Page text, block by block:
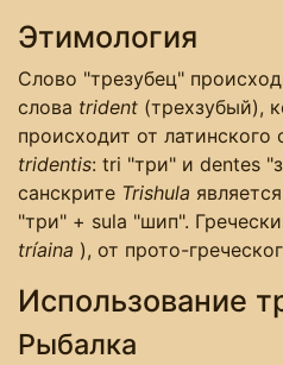
Этимология
Слово "трезубец"
слова trident (трехзубый),
происходит от латинского
tridentis: tri "три" и dentes
санскрите Trishula
"три" + sula "шип".
tríaina ), от прото-
Использование
Рыбалка